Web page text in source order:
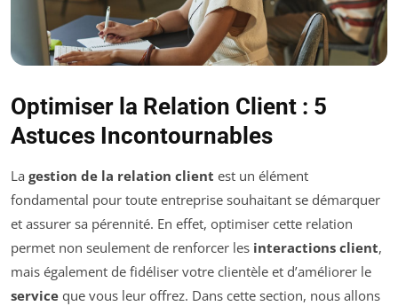
Optimiser la Relation Client : 5
Astuces Incontournables
La gestion de la relation client est un élément
fondamental pour toute entreprise souhaitant se démarquer
et assurer sa pérennité. En effet, optimiser cette relation
permet non seulement de renforcer les interactions client,
mais également de fidéliser votre clientèle et d’améliorer le
service que vous leur offrez. Dans cette section, nous allons